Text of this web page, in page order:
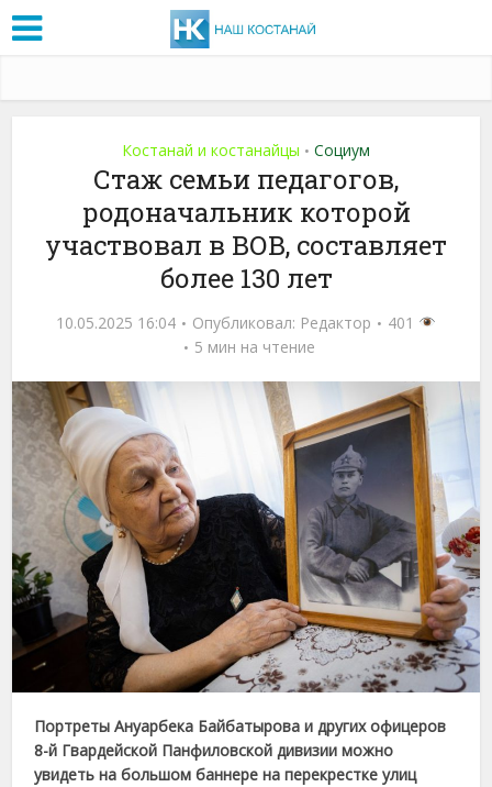
Костанай и костанайцы • Социум
Стаж семьи педагогов,
родоначальник которой
участвовал в ВОВ, составляет
более 130 лет
10.05.2025 16:04 Опубликовал: Редактор
401
5 мин на чтение
Портреты Ануарбека Байбатырова и других офицеров
8-й Гвардейской Панфиловской дивизии можно
увидеть на большом баннере на перекрестке улиц